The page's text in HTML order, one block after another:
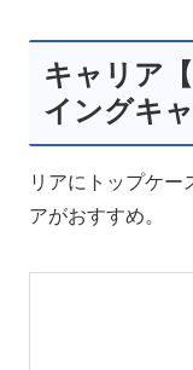
キャリア
イングキャ
リアにトップケー
アがおすすめ。